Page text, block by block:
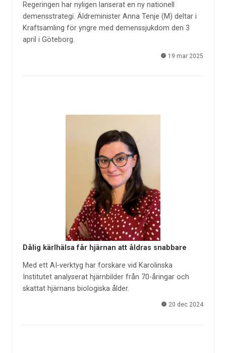
Regeringen har nyligen lanserat en ny nationell
demensstrategi. Äldreminister Anna Tenje (M) deltar i
Kraftsamling för yngre med demenssjukdom den 3
april i Göteborg.
19 mar 2025
Dålig kärlhälsa får hjärnan att åldras snabbare
Med ett AI-verktyg har forskare vid Karolinska
Institutet analyserat hjärnbilder från 70-åringar och
skattat hjärnans biologiska ålder.
20 dec 2024